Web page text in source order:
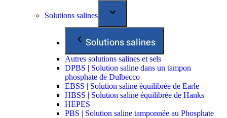
Solutions salines
Solutions salines
Autres solutions salines et sels
DPBS | Solution saline dans un tampon
phosphate de Dulbecco
EBSS | Solution saline équilibrée de Earle
HBSS | Solution saline équilibrée de Hanks
HEPES
PBS | Solution saline tamponnée au Phosphate